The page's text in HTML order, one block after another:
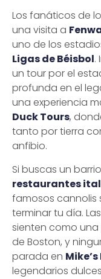
Los fanáticos de
una visita a
uno de los
Ligas de Béisbol.
un tour por el
profunda en el
una experiencia
Duck Tours,
tanto por tierra
anfibio.
Si buscas un
restaurantes
famosos cannolis
terminar tu día.
sienten como
de Boston, y
parada en
legendarios